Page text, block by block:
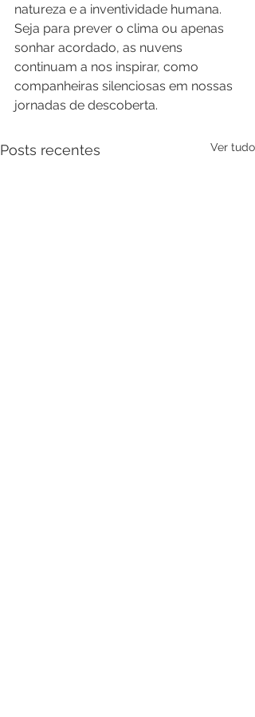
natureza e a inventividade humana.
Seja para prever o clima ou apenas
sonhar acordado, as nuvens
continuam a nos inspirar, como
companheiras silenciosas em nossas
jornadas de descoberta.
Posts recentes Ver tudo